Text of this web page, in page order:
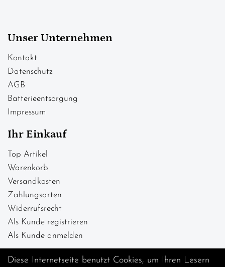
Unser Unternehmen
Kontakt
Datenschutz
AGB
Batterieentsorgung
Impressum
Ihr Einkauf
Top Artikel
Warenkorb
Versandkosten
Zahlungsarten
Widerrufsrecht
Als Kunde registrieren
Als Kunde anmelden
Diese Internetseite benutzt Cookies, um Ihren Lesern